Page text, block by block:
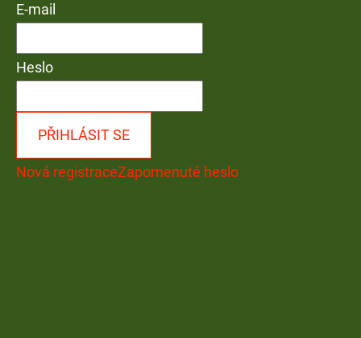
E-mail
Heslo
PŘIHLÁSIT SE
Nová registraceZapomenuté heslo